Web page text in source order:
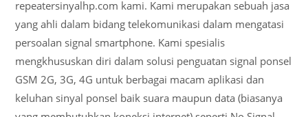
repeatersinyalhp.com kami. Kami merupakan sebuah jasa
yang ahli dalam bidang telekomunikasi dalam mengatasi
persoalan signal smartphone. Kami spesialis
mengkhususkan diri dalam solusi penguatan signal ponsel
GSM 2G, 3G, 4G untuk berbagai macam aplikasi dan
keluhan sinyal ponsel baik suara maupun data (biasanya